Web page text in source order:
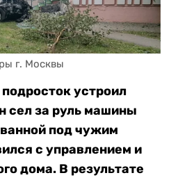
г. Москвы
устроил
сел за руль машины
под чужим
с управлением и
дома. В результате